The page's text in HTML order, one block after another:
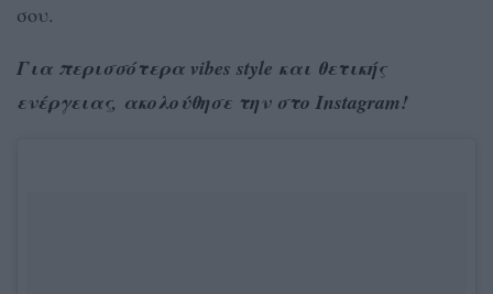
σου.
Για περισσότερα vibes style και θετικής
ενέργειας, ακολούθησε την στο Instagram!